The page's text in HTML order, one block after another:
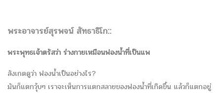
พระอาจารย์สุรพจน์ สัทธาธิโก::
พระพุทธเจ้าตรัสว่า ร่างกายเหมือนฟองน้ำที่เป็นแพ
สังเกตดูว่า ฟองน้ำเป็นอย่างไร?
มันก็แตกวุ้บๆ เราจะเห็นการแตกสลายของฟองน้ำที่เกิดขึ้น แล้วก็แตกอยู่